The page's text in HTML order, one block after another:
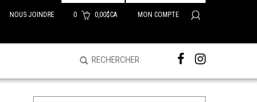
0 0,00$CA MON COMPTE
NOUS JOINDRE